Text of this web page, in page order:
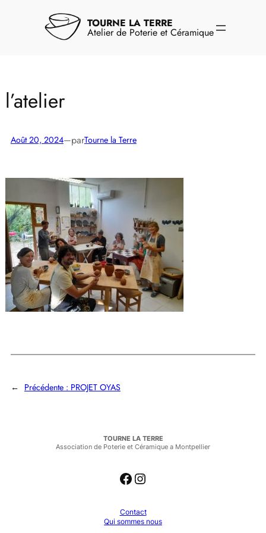
TOURNE LA TERRE
Atelier de Poterie et Céramique
l’atelier
Août 20, 2024—parTourne la Terre
← Précédente : PROJET OYAS
TOURNE LA TERRE
Association de Poterie et Céramique a Montpellier
Facebook Instagram
Contact
Qui sommes nous